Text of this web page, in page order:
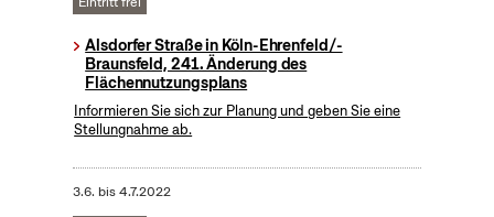
Alsdorfer Straße in Köln-Ehrenfeld/-
Braunsfeld, 241. Änderung des
Flächennutzungsplans
Informieren Sie sich zur Planung und geben Sie eine
Stellungnahme ab.
3.6. bis4.7.2022